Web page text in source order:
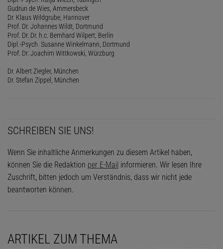
Gudrun de Wies, Ammersbeck
Dr. Klaus Wildgrube, Hannover
Prof. Dr. Johannes Wildt, Dortmund
Prof. Dr. Dr. h.c. Bernhard Wilpert, Berlin
Dipl.-Psych. Susanne Winkelmann, Dortmund
Prof. Dr. Joachim Wittkowski, Würzburg
Dr. Albert Ziegler, München
Dr. Stefan Zippel, München
SCHREIBEN SIE UNS!
Wenn Sie inhaltliche Anmerkungen zu diesem Artikel haben,
können Sie die Redaktion per E-Mail informieren. Wir lesen Ihre
Zuschrift, bitten jedoch um Verständnis, dass wir nicht jede
beantworten können.
ARTIKEL ZUM THEMA